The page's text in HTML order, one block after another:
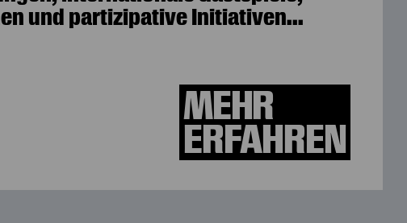
und partizipative Initiativen...
MEHR
ERFAHREN